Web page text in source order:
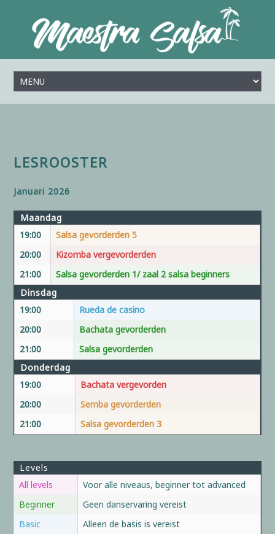
LESROOSTER
Januari 2026
Maandag
19:00
Salsa gevorderden 5
20:00
Kizomba vergevorderden
21:00
Salsa gevorderden 1/ zaal 2 salsa beginners
Dinsdag
19:00
Rueda de casino
20:00
Bachata gevorderden
21:00
Salsa gevorderden
Donderdag
19:00
Bachata vergevorden
20:00
Semba gevorderden
21:00
Salsa gevorderden 3
Levels
All levels
Voor alle niveaus, beginner tot advanced
Beginner
Geen danservaring vereist
Basic
Alleen de basis is vereist